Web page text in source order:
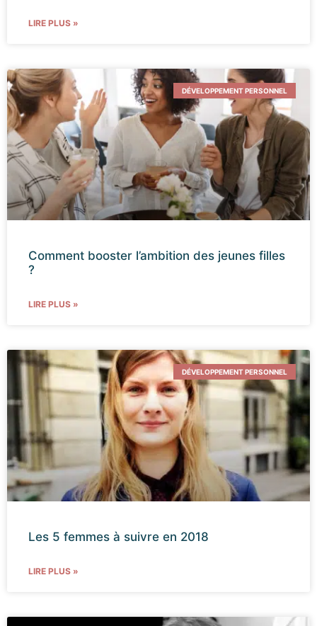
LIRE PLUS »
DÉVELOPPEMENT PERSONNEL
Comment booster l’ambition des jeunes filles
?
LIRE PLUS »
DÉVELOPPEMENT PERSONNEL
Les 5 femmes à suivre en 2018
LIRE PLUS »